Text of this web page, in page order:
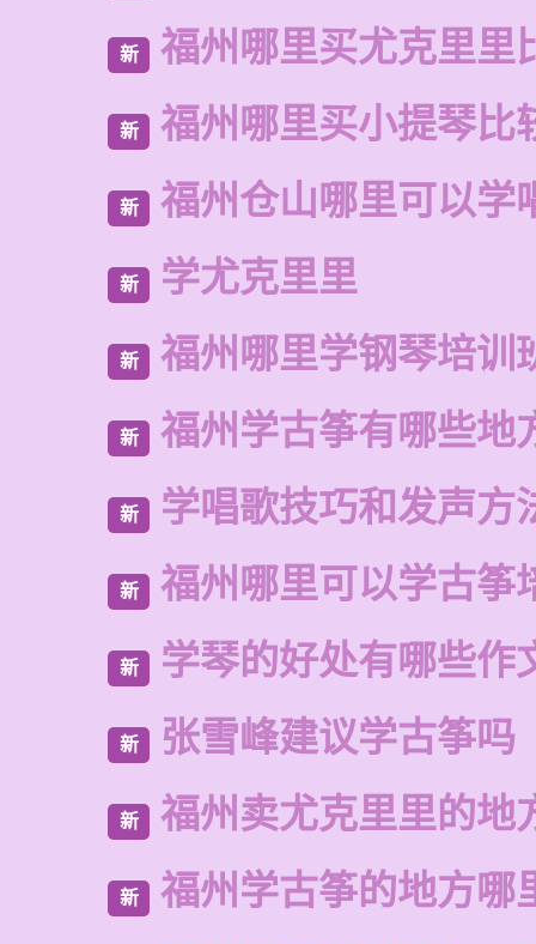
新 福州哪里买尤克里里
新 福州哪里买小提琴比
新 福州仓山哪里可以学
新 学尤克里里
新 福州哪里学钢琴培训
新 福州学古筝有哪些地
新 学唱歌技巧和发声方
新 福州哪里可以学古筝
新 学琴的好处有哪些作
新 张雪峰建议学古筝吗
新 福州卖尤克里里的地
新 福州学古筝的地方哪